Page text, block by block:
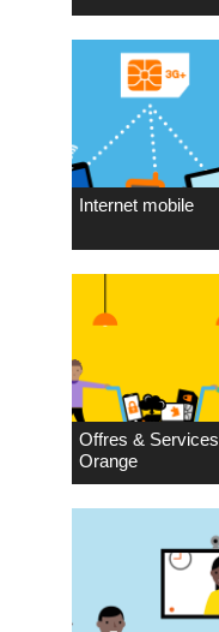
Internet mobile
Offres & Services
Orange